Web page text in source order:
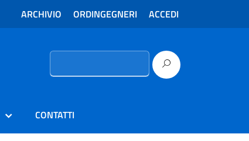
ARCHIVIO ORDINGEGNERI ACCEDI
Ricerca
CONTATTI